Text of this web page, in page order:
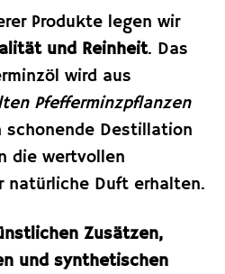
Produkte legen wir
und Reinheit. Das
wird aus
Pfefferminzpflanzen
schonende Destillation
die wertvollen
natürliche Duft erhalten.
Zusätzen,
und synthetischen